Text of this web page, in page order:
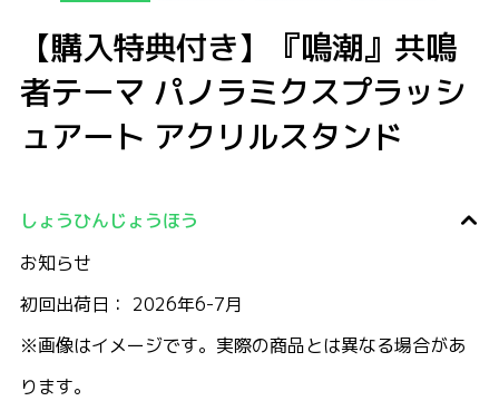
【購入特典付き】『鳴潮』共鳴
者テーマ パノラミクスプラッシ
ュアート アクリルスタンド
しょうひんじょうほう
お知らせ
初回出荷日： 2026年6-7月
※画像はイメージです。実際の商品とは異なる場合があ
ります。